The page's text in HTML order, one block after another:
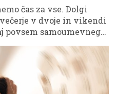
čas za vse. Dolgi
v dvoje in vikendi
povsem samoumevnega.